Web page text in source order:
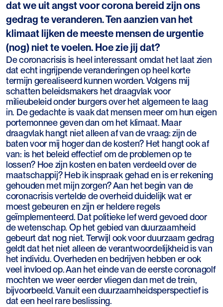
dat we uit angst voor corona bereid zijn ons
gedrag te veranderen. Ten aanzien van het
klimaat lijken de meeste mensen de urgentie
(nog) niet te voelen. Hoe zie jij dat?
De coronacrisis is heel interessant omdat het laat zien
dat echt ingrijpende veranderingen op heel korte
termijn gerealiseerd kunnen worden. Volgens mij
schatten beleidsmakers het draagvlak voor
milieubeleid onder burgers over het algemeen te laag
in. De gedachte is vaak dat mensen meer om hun eigen
portemonnee geven dan om het klimaat. Maar
draagvlak hangt niet alleen af van de vraag: zijn de
baten voor mij hoger dan de kosten? Het hangt ook af
van: is het beleid effectief om de problemen op te
lossen? Hoe zijn kosten en baten verdeeld over de
maatschappij? Heb ik inspraak gehad en is er rekening
gehouden met mijn zorgen? Aan het begin van de
coronacrisis vertelde de overheid duidelijk wat er
moest gebeuren en zijn er heldere regels
geïmplementeerd. Dat politieke lef werd gevoed door
de wetenschap. Op het gebied van duurzaamheid
gebeurt dat nog niet. Terwijl ook voor duurzaam gedrag
geldt dat het niet alleen de verantwoordelijkheid is van
het individu. Overheden en bedrijven hebben er ook
veel invloed op. Aan het einde van de eerste coronagolf
mochten we weer eerder vliegen dan met de trein,
bijvoorbeeld. Vanuit een duurzaamheidsperspectief is
dat een heel rare beslissing.